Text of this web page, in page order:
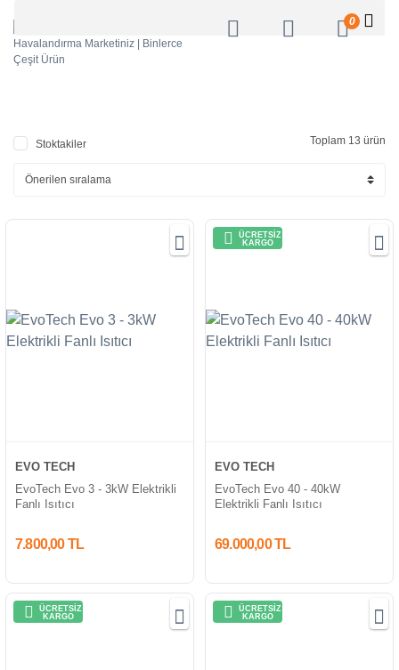
0
Stoktakiler Toplam 13 ürün
EVO TECH
EvoTech Evo 3 - 3kW Elektrikli
Fanlı Isıtıcı
7.800,00 TL
ÜCRETSİZ
KARGO
EVO TECH
EvoTech Evo 40 - 40kW
Elektrikli Fanlı Isıtıcı
69.000,00 TL
ÜCRETSİZ
KARGO
ÜCRETSİZ
KARGO